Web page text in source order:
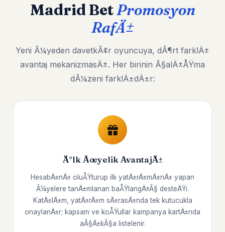
Madrid BetPromosyon
RafÄ±
Yeni Ã¼yeden davetkÃ¢r oyuncuya, dÃ¶rt farklÄ±
avantaj mekanizmasÄ±. Her birinin Ã§alÄ±ÅŸma
dÃ¼zeni farklÄ±dÄ±r:
Ä°lk Ãœyelik AvantajÄ±
HesabÄ±nÄ± oluÅŸturup ilk yatÄ±rÄ±mÄ±nÄ± yapan
Ã¼yelere tanÄ±mlanan baÅŸlangÄ±Ã§ desteÄŸi.
KatÄ±lÄ±m, yatÄ±rÄ±m sÄ±rasÄ±nda tek kutucukla
onaylanÄ±r; kapsam ve koÅŸullar kampanya kartÄ±nda
aÃ§Ä±kÃ§a listelenir.